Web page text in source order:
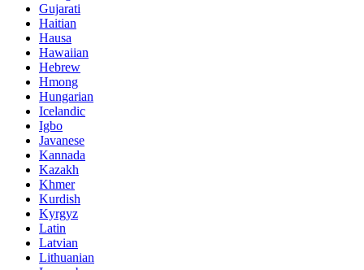
Gujarati
Haitian
Hausa
Hawaiian
Hebrew
Hmong
Hungarian
Icelandic
Igbo
Javanese
Kannada
Kazakh
Khmer
Kurdish
Kyrgyz
Latin
Latvian
Lithuanian